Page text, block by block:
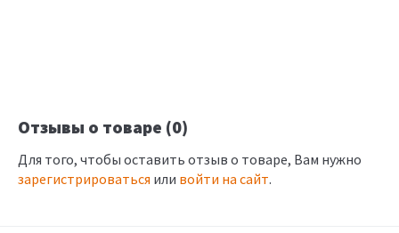
Отзывы о товаре (0)
Для того, чтобы оставить отзыв о товаре, Вам нужно
зарегистрироваться или войти на сайт.